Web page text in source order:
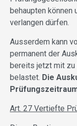
behaupten können
verlangen dürfen.
Ausserdem kann
permanent der
bereits jetzt mit zu
belastet. Die
Art. 27 Vertiefte